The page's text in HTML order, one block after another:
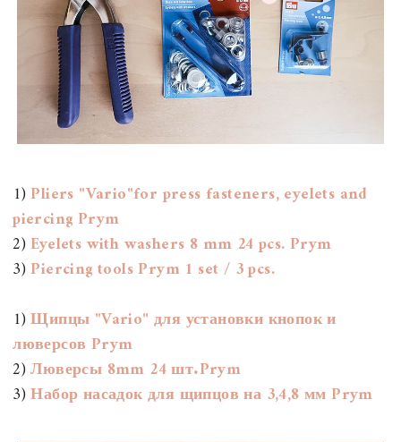
1)Pliers "Vario"for press fasteners, eyelets and
piercing Prym
2)Eyelets with washers 8 mm 24 pcs. Prym
3)Piercing tools Prym 1 set / 3 pcs.
1)Щипцы "Vario" для установки кнопок и
люверсов Prym
2)Люверсы 8mm 24 шт.Prym
3)Набор насадок для щипцов на 3,4,8 мм Prym